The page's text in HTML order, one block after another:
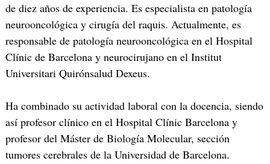
de diez años de experiencia. Es especialista en patología
neurooncológica y cirugía del raquis. Actualmente, es
responsable de patología neurooncológica en el Hospital
Clínic de Barcelona y neurocirujano en el Institut
Universitari Quirónsalud Dexeus.
Ha combinado su actividad laboral con la docencia, siendo
así profesor clínico en el Hospital Clínic Barcelona y
profesor del Máster de Biología Molecular, sección
tumores cerebrales de la Universidad de Barcelona.